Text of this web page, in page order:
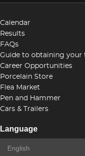
Calendar
Results
FAQs
Guide to obtaining your
Career Opportunities
Porcelain Store
Flea Market
Pen and Hammer
Cars & Trailers
Language